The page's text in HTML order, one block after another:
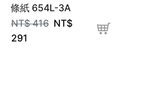
條紙 654L-3A
NT$416 NT$
291